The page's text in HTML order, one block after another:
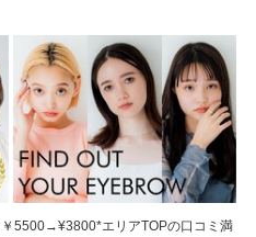
5500→¥3800*エリアTOPの口コミ満